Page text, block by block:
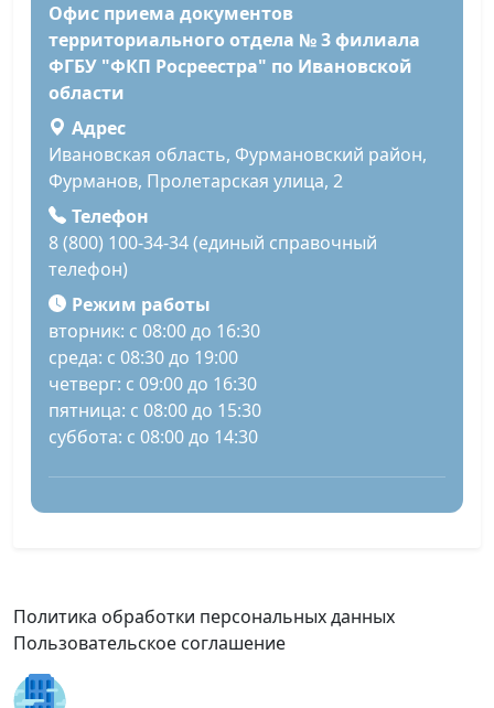
Офис приема документов
территориального отдела № 3 филиала
ФГБУ "ФКП Росреестра" по Ивановской
области
Адрес
Ивановская область, Фурмановский район,
Фурманов, Пролетарская улица, 2
Телефон
8 (800) 100-34-34 (единый справочный
телефон)
Режим работы
вторник: с 08:00 до 16:30
среда: с 08:30 до 19:00
четверг: с 09:00 до 16:30
пятница: с 08:00 до 15:30
суббота: с 08:00 до 14:30
Политика обработки персональных данных
Пользовательское соглашение